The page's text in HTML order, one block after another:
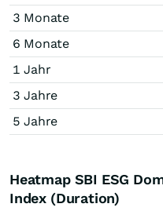
3 Monate
6 Monate
1 Jahr
3 Jahre
5 Jahre
Heatmap SBI ESG
Index (Duration)